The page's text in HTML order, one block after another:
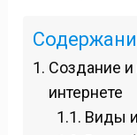
Создание и
интернете
Виды